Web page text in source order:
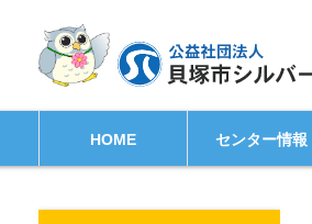
HOME センター情報